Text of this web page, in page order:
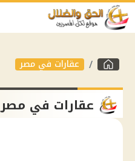
عقارات في مصر
عقارات في مصر